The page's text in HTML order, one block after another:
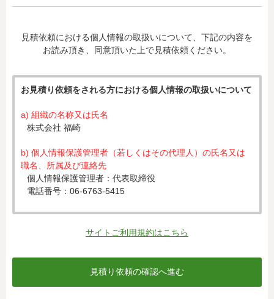
見積依頼における個人情報の取扱いについて、下記の内容を
お読み頂き、同意頂いた上で見積依頼ください。
お見積り依頼をされる方における個人情報の取扱いについて
a) 組織の名称又は氏名
株式会社 福崎
b) 個人情報保護管理者（若しくはその代理人）の氏名又は
職名、所属及び連絡先
個人情報保護管理者：代表取締役
電話番号：06-6763-5415
c) 個人情報の利用目的
入力された個人情報は、お見積り依頼への対応のために利
d) 個人情報の第三者提供について
サイトご利用規約はこちら